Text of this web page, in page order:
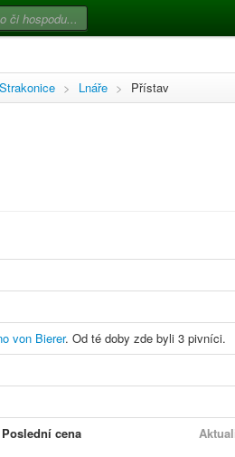
Strakonice > Lnáře > Přístav
von Bierer. Od té doby zde byli 3 pivníci.
Poslední cena